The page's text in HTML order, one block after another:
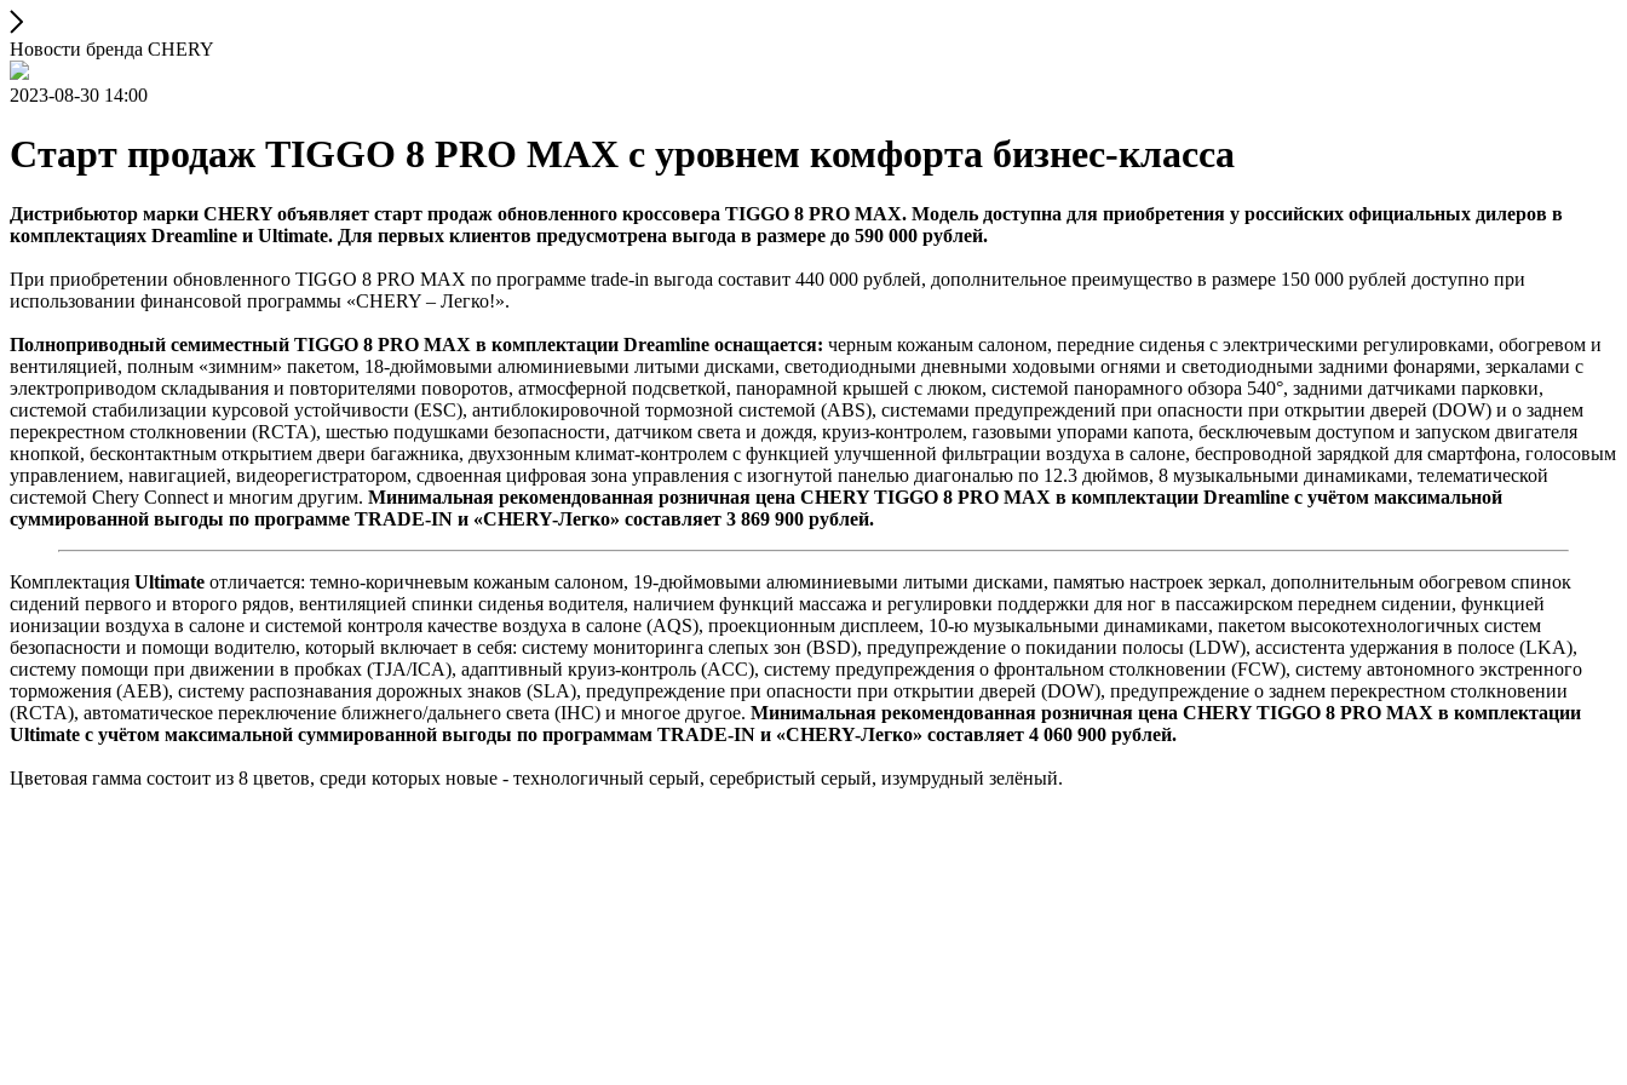
Новости бренда CHERY
2023-08-30 14:00
Старт продаж TIGGO 8 PRO MAX с уровнем комфорта бизнес-класса
Дистрибьютор марки CHERY объявляет старт продаж обновленного кроссовера TIGGO 8 PRO MAX. Модель доступна для приобретения у российских официальных дилеров в
комплектациях Dreamline и Ultimate. Для первых клиентов предусмотрена выгода в размере до 590 000 рублей.
При приобретении обновленного TIGGO 8 PRO MAX по программе trade-in выгода составит 440 000 рублей, дополнительное преимущество в размере 150 000 рублей доступно при
использовании финансовой программы «CHERY – Легко!».
Полноприводный семиместный TIGGO 8 PRO MAX в комплектации Dreamline оснащается: черным кожаным салоном, передние сиденья с электрическими регулировками, обогревом и
вентиляцией, полным «зимним» пакетом, 18-дюймовыми алюминиевыми литыми дисками, светодиодными дневными ходовыми огнями и светодиодными задними фонарями, зеркалами с
электроприводом складывания и повторителями поворотов, атмосферной подсветкой, панорамной крышей с люком, системой панорамного обзора 540°, задними датчиками парковки,
системой стабилизации курсовой устойчивости (ESC), антиблокировочной тормозной системой (ABS), системами предупреждений при опасности при открытии дверей (DOW) и о заднем
перекрестном столкновении (RCTA), шестью подушками безопасности, датчиком света и дождя, круиз-контролем, газовыми упорами капота, бесключевым доступом и запуском двигателя
кнопкой, бесконтактным открытием двери багажника, двуxзонным климат-контролем с функцией улучшенной фильтрации воздуха в салоне, беспроводной зарядкой для смартфона, голосовым
управлением, навигацией, видеорегистратором, сдвоенная цифровая зона управления с изогнутой панелью диагональю по 12.3 дюймов, 8 музыкальными динамиками, телематической
системой Chery Connect и многим другим. Минимальная рекомендованная розничная цена CHERY TIGGO 8 PRO MAX в комплектации Dreamline с учётом максимальной
суммированной выгоды по программе TRADE-IN и «CHERY-Легко» составляет 3 869 900 рублей.
Комплектация Ultimate отличается: темно-коричневым кожаным салоном, 19-дюймовыми алюминиевыми литыми дисками, памятью настроек зеркал, дополнительным обогревом спинок
сидений первого и второго рядов, вентиляцией спинки сиденья водителя, наличием функций массажа и регулировки поддержки для ног в пассажирском переднем сидении, функцией
ионизации воздуха в салоне и системой контроля качестве воздуха в салоне (AQS), проекционным дисплеем, 10-ю музыкальными динамиками, пакетом высокотехнологичных систем
безопасности и помощи водителю, который включает в себя: систему мониторинга слепых зон (BSD), предупреждение о покидании полосы (LDW), ассистента удержания в полосе (LKA),
систему помощи при движении в пробках (TJA/ICA), адаптивный круиз-контроль (ACC), систему предупреждения о фронтальном столкновении (FCW), систему автономного экстренного
торможения (AEB), систему распознавания дорожных знаков (SLA), предупреждение при опасности при открытии дверей (DOW), предупреждение о заднем перекрестном столкновении
(RCTA), автоматическое переключение ближнего/дальнего света (IHC) и многое другое. Минимальная рекомендованная розничная цена CHERY TIGGO 8 PRO MAX в комплектации
Ultimate с учётом максимальной суммированной выгоды по программам TRADE-IN и «CHERY-Легко» составляет 4 060 900 рублей.
Цветовая гамма состоит из 8 цветов, среди которых новые - технологичный серый, серебристый серый, изумрудный зелёный.